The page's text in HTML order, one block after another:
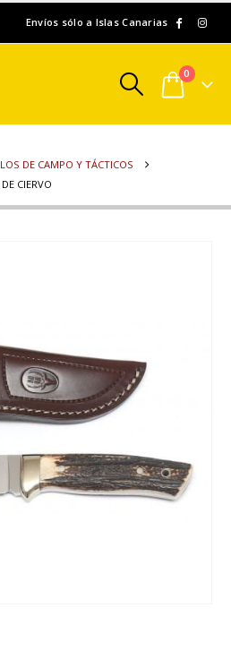
Envíos sólo a Islas Canarias
0
DE CAMPO Y TÁCTICOS
CIERVO